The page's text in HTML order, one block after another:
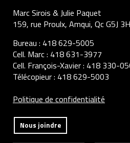
Marc Sirois & Julie Paquet
159, rue Proulx, Amqui, Qc G5J
Bureau : 418 629-5005
Cell. Marc : 418 631-3977
Cell. François-Xavier : 418 330-
Télécopieur : 418 629-5003
Politique de confidentialité
Nous joindre